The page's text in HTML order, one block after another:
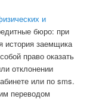
и
бюро: при
история заемщика
право оказать
отклонении
или по sms.
переводом